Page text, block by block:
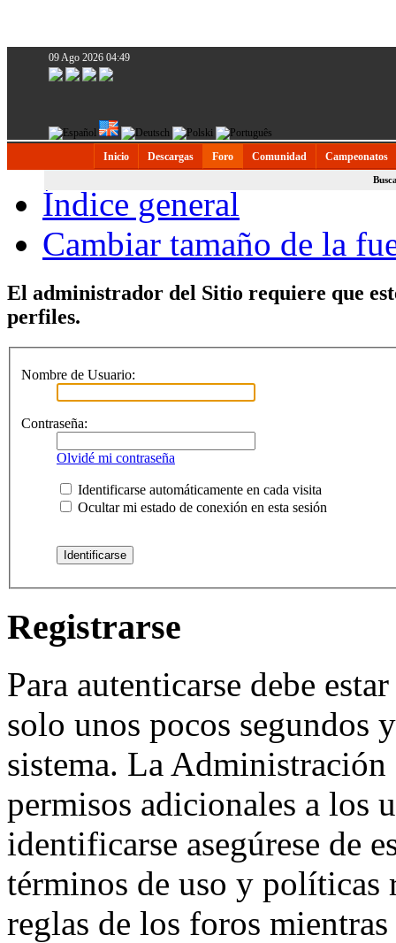
09 Ago 2026 04:49
Inicio Descargas Foro Comunidad Campeonatos
Índice general
Cambiar tamaño de la
El administrador del Sitio requiere que
perfiles.
Nombre de Usuario:
Contraseña:
Olvidé mi contraseña
Identificarse automáticamente en cada visita
Ocultar mi estado de conexión en esta sesión
Registrarse
Para autenticarse debe
solo unos pocos segundos
sistema. La
permisos adicionales a los
identificarse asegúrese de
términos de uso y políticas
reglas de los foros